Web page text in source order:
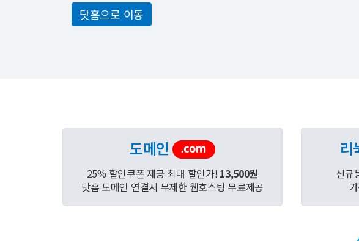
닷홈으로 이동
도메인
25% 할인쿠폰 제공 최대 할인가! 13,500원
닷홈 도메인 연결시 무제한 웹호스팅 무료제공
리
신규